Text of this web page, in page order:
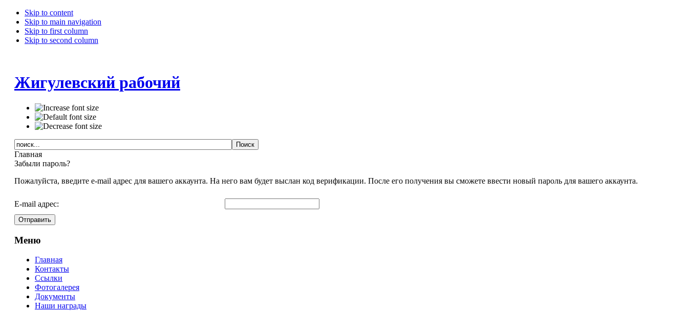
Skip to content
Skip to main navigation
Skip to first column
Skip to second column
Жигулевский рабочий
Главная
Забыли пароль?
Пожалуйста, введите e-mail адрес для вашего аккаунта. На него вам будет выслан код верификации. После его получения вы сможете ввести новый пароль для вашего аккаунта.
E-mail адрес:
Отправить
Меню
Главная
Контакты
Ссылки
Фотогалерея
Документы
Наши награды